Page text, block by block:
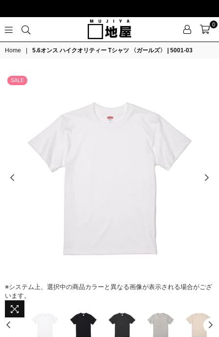
MUJIYA
0
Home 5.6オンス ハイクオリティー Tシャツ 〈ガールズ〉 | 5001-03
※システム上、選択中の商品カラーと異なる画像が表示される場合がござ
います。
SALE